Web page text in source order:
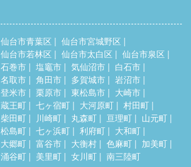
仙台市青葉区
仙台市宮城野区
仙台市若林区
仙台市太白区
仙台市泉区
石巻市
塩竈市 気仙沼市
白石市
名取市
角田市 多賀城市
岩沼市
登米市
栗原市 東松島市
大崎市
蔵王町
七ヶ宿町 大河原町
村田町
柴田町
川崎町 丸森町 亘理町
山元町
松島町
七ヶ浜町 利府町
大和町
大郷町
富谷市 大衡村 色麻町
加美町
涌谷町
美里町 女川町
南三陸町